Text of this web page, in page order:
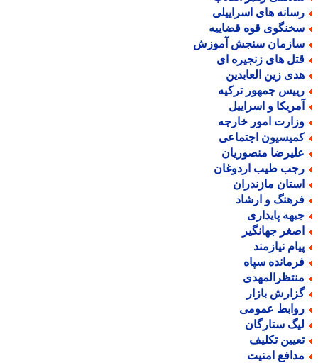
های اسراییلی
قوه قضاییه
سنجش آموزش
های زنجیره ای
زین العابدین
جمهور ترکیه
و اسراییل
امور خارجه
اجتماعی
منصوریان
طیب اردوغان
مازندران
و ارشاد
پایداری
جهانگیر
نیازمند
سپاه
بازار
عمومی
ستارگان
تکلیف
امنیت